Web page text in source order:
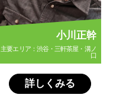
小川正幹
主要エリア：渋谷・三軒茶屋・溝ノ
口
詳しくみる